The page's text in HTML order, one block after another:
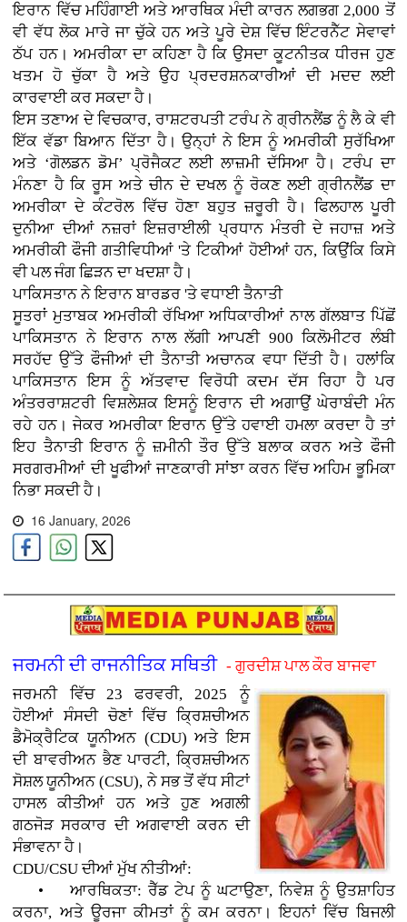
ਇਰਾਨ ਵਿੱਚ ਮਹਿੰਗਾਈ ਅਤੇ ਆਰਥਿਕ ਮੰਦੀ ਕਾਰਨ ਲਗਭਗ 2,000 ਤੋਂ
ਵੀ ਵੱਧ ਲੋਕ ਮਾਰੇ ਜਾ ਚੁੱਕੇ ਹਨ ਅਤੇ ਪੂਰੇ ਦੇਸ਼ ਵਿੱਚ ਇੰਟਰਨੈੱਟ ਸੇਵਾਵਾਂ
ਠੱਪ ਹਨ। ਅਮਰੀਕਾ ਦਾ ਕਹਿਣਾ ਹੈ ਕਿ ਉਸਦਾ ਕੂਟਨੀਤਕ ਧੀਰਜ ਹੁਣ
ਖਤਮ ਹੋ ਚੁੱਕਾ ਹੈ ਅਤੇ ਉਹ ਪ੍ਰਦਰਸ਼ਨਕਾਰੀਆਂ ਦੀ ਮਦਦ ਲਈ
ਕਾਰਵਾਈ ਕਰ ਸਕਦਾ ਹੈ।
ਇਸ ਤਣਾਅ ਦੇ ਵਿਚਕਾਰ, ਰਾਸ਼ਟਰਪਤੀ ਟਰੰਪ ਨੇ ਗ੍ਰੀਨਲੈਂਡ ਨੂੰ ਲੈ ਕੇ ਵੀ
ਇੱਕ ਵੱਡਾ ਬਿਆਨ ਦਿੱਤਾ ਹੈ। ਉਨ੍ਹਾਂ ਨੇ ਇਸ ਨੂੰ ਅਮਰੀਕੀ ਸੁਰੱਖਿਆ
ਅਤੇ ‘ਗੋਲਡਨ ਡੋਮ’ ਪ੍ਰੋਜੈਕਟ ਲਈ ਲਾਜ਼ਮੀ ਦੱਸਿਆ ਹੈ। ਟਰੰਪ ਦਾ
ਮੰਨਣਾ ਹੈ ਕਿ ਰੂਸ ਅਤੇ ਚੀਨ ਦੇ ਦਖਲ ਨੂੰ ਰੋਕਣ ਲਈ ਗ੍ਰੀਨਲੈਂਡ ਦਾ
ਅਮਰੀਕਾ ਦੇ ਕੰਟਰੋਲ ਵਿੱਚ ਹੋਣਾ ਬਹੁਤ ਜ਼ਰੂਰੀ ਹੈ। ਫਿਲਹਾਲ ਪੂਰੀ
ਦੁਨੀਆ ਦੀਆਂ ਨਜ਼ਰਾਂ ਇਜ਼ਰਾਈਲੀ ਪ੍ਰਧਾਨ ਮੰਤਰੀ ਦੇ ਜਹਾਜ਼ ਅਤੇ
ਅਮਰੀਕੀ ਫੌਜੀ ਗਤੀਵਿਧੀਆਂ 'ਤੇ ਟਿਕੀਆਂ ਹੋਈਆਂ ਹਨ, ਕਿਉਂਕਿ ਕਿਸੇ
ਵੀ ਪਲ ਜੰਗ ਛਿੜਨ ਦਾ ਖਦਸ਼ਾ ਹੈ।
ਪਾਕਿਸਤਾਨ ਨੇ ਇਰਾਨ ਬਾਰਡਰ 'ਤੇ ਵਧਾਈ ਤੈਨਾਤੀ
ਸੂਤਰਾਂ ਮੁਤਾਬਕ ਅਮਰੀਕੀ ਰੱਖਿਆ ਅਧਿਕਾਰੀਆਂ ਨਾਲ ਗੱਲਬਾਤ ਪਿੱਛੋਂ
ਪਾਕਿਸਤਾਨ ਨੇ ਇਰਾਨ ਨਾਲ ਲੱਗੀ ਆਪਣੀ 900 ਕਿਲੋਮੀਟਰ ਲੰਬੀ
ਸਰਹੱਦ ਉੱਤੇ ਫੌਜੀਆਂ ਦੀ ਤੈਨਾਤੀ ਅਚਾਨਕ ਵਧਾ ਦਿੱਤੀ ਹੈ। ਹਲਾਂਕਿ
ਪਾਕਿਸਤਾਨ ਇਸ ਨੂੰ ਅੱਤਵਾਦ ਵਿਰੋਧੀ ਕਦਮ ਦੱਸ ਰਿਹਾ ਹੈ ਪਰ
ਅੰਤਰਰਾਸ਼ਟਰੀ ਵਿਸ਼ਲੇਸ਼ਕ ਇਸਨੂੰ ਇਰਾਨ ਦੀ ਅਗਾਉਂ ਘੇਰਾਬੰਦੀ ਮੰਨ
ਰਹੇ ਹਨ। ਜੇਕਰ ਅਮਰੀਕਾ ਇਰਾਨ ਉੱਤੇ ਹਵਾਈ ਹਮਲਾ ਕਰਦਾ ਹੈ ਤਾਂ
ਇਹ ਤੈਨਾਤੀ ਇਰਾਨ ਨੂੰ ਜ਼ਮੀਨੀ ਤੌਰ ਉੱਤੇ ਬਲਾਕ ਕਰਨ ਅਤੇ ਫੌਜੀ
ਸਰਗਰਮੀਆਂ ਦੀ ਖੂਫੀਆਂ ਜਾਣਕਾਰੀ ਸਾਂਝਾ ਕਰਨ ਵਿੱਚ ਅਹਿਮ ਭੂਮਿਕਾ
ਨਿਭਾ ਸਕਦੀ ਹੈ।
16 January, 2026
ਜਰਮਨੀ ਦੀ ਰਾਜਨੀਤਿਕ ਸਥਿਤੀ- ਗੁਰਦੀਸ਼ ਪਾਲ ਕੌਰ ਬਾਜਵਾ
ਜਰਮਨੀ ਵਿੱਚ 23 ਫਰਵਰੀ, 2025 ਨੂੰ
ਹੋਈਆਂ ਸੰਸਦੀ ਚੋਣਾਂ ਵਿੱਚ ਕ੍ਰਿਸ਼ਚੀਅਨ
ਡੈਮੋਕ੍ਰੈਟਿਕ ਯੂਨੀਅਨ (CDU) ਅਤੇ ਇਸ
ਦੀ ਬਾਵਰੀਅਨ ਭੈਣ ਪਾਰਟੀ, ਕ੍ਰਿਸ਼ਚੀਅਨ
ਸੋਸ਼ਲ ਯੂਨੀਅਨ (CSU), ਨੇ ਸਭ ਤੋਂ ਵੱਧ ਸੀਟਾਂ
ਹਾਸਲ ਕੀਤੀਆਂ ਹਨ ਅਤੇ ਹੁਣ ਅਗਲੀ
ਗਠਜੋੜ ਸਰਕਾਰ ਦੀ ਅਗਵਾਈ ਕਰਨ ਦੀ
ਸੰਭਾਵਨਾ ਹੈ।
CDU/CSU ਦੀਆਂ ਮੁੱਖ ਨੀਤੀਆਂ:
• ਆਰਥਿਕਤਾ: ਰੈੱਡ ਟੇਪ ਨੂੰ ਘਟਾਉਣਾ, ਨਿਵੇਸ਼ ਨੂੰ ਉਤਸ਼ਾਹਿਤ
ਕਰਨਾ, ਅਤੇ ਊਰਜਾ ਕੀਮਤਾਂ ਨੂੰ ਕਮ ਕਰਨਾ। ਇਹਨਾਂ ਵਿੱਚ ਬਿਜਲੀ